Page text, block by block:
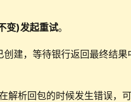
变)发起重试。
建，等待银行返回最终结
解析回包的时候发生错误，